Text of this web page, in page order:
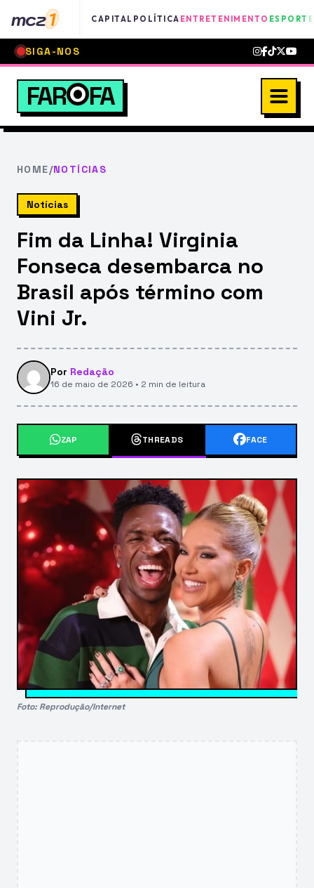
mcz1 CAPITAL POLÍTICA ENTRETENIMENTO
SIGA-NOS
FAR FA
HOME/NOTÍCIAS
Notícias
Fim da Linha! Virginia
Fonseca desembarca no
Brasil após término com
Vini Jr.
Por Redação
16 de maio de 2026 • 2 min de leitura
ZAP THREADS FACE
Foto: Reprodução/Internet